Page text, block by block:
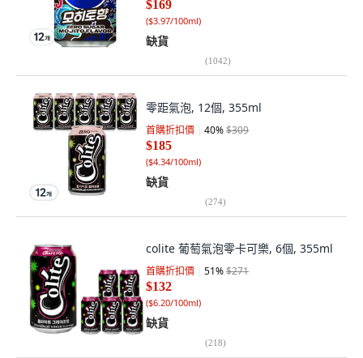
$169
($3.97/100ml)
缺貨
(1042)
零距氣泡, 12個, 355ml
首購折扣價 40%$309
$185
($4.34/100ml)
缺貨
(274)
colite 葡萄氣泡零卡可樂, 6個, 355ml
首購折扣價 51%$271
$132
($6.20/100ml)
缺貨
(218)